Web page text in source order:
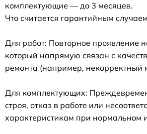
комплектующие — до 3 месяцев.
Что считается гарантийным
Для работ: Повторное проявление
который напрямую связан с
ремонта (например, некорректный
Для комплектующих:
строя, отказ в работе или
характеристикам при нормальном